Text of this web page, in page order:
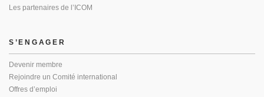
Les partenaires de l’ICOM
S’ENGAGER
Devenir membre
Rejoindre un Comité international
Offres d’emploi